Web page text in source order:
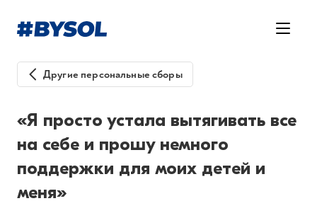
Другие персональные сборы
«Я просто устала вытягивать все
на себе и прошу немного
поддержки для моих детей и
меня»